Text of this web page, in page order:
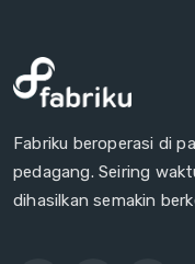
Fabriku beroperasi di
pedagang. Seiring
dihasilkan semakin